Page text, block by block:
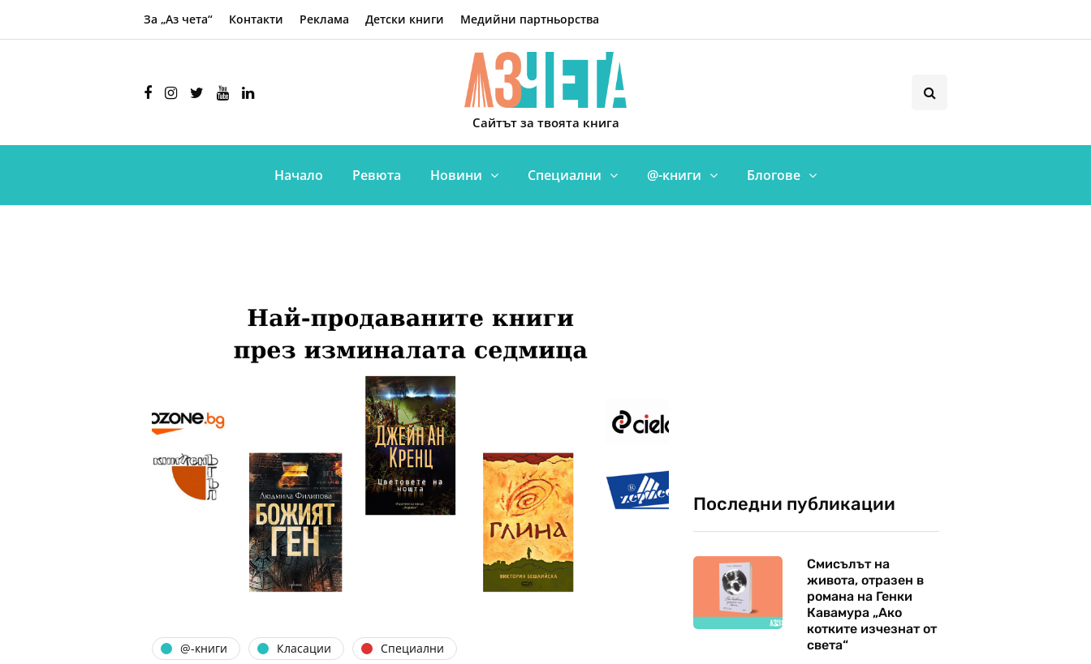
За „Аз чета“ Контакти Реклама Детски книги Медийни партньорства
Сайтът за твоята книга
Начало Ревюта Новини Специални @-книги Блогове
@-книги Класации Специални
Последни публикации
Смисълът на
живота, отразен в
романа на Генки
Кавамура „Ако
котките изчезнат от
света“